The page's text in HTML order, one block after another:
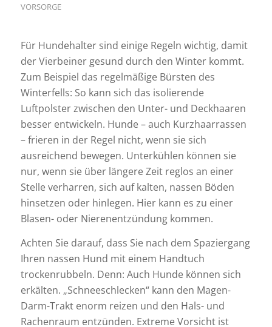
VORSORGE
Für Hundehalter sind einige Regeln wichtig, damit
der Vierbeiner gesund durch den Winter kommt.
Zum Beispiel das regelmäßige Bürsten des
Winterfells: So kann sich das isolierende
Luftpolster zwischen den Unter- und Deckhaaren
besser entwickeln. Hunde – auch Kurzhaarrassen
– frieren in der Regel nicht, wenn sie sich
ausreichend bewegen. Unterkühlen können sie
nur, wenn sie über längere Zeit reglos an einer
Stelle verharren, sich auf kalten, nassen Böden
hinsetzen oder hinlegen. Hier kann es zu einer
Blasen- oder Nierenentzündung kommen.
Achten Sie darauf, dass Sie nach dem Spaziergang
Ihren nassen Hund mit einem Handtuch
trockenrubbeln. Denn: Auch Hunde können sich
erkälten. „Schneeschlecken“ kann den Magen-
Darm-Trakt enorm reizen und den Hals- und
Rachenraum entzünden. Extreme Vorsicht ist